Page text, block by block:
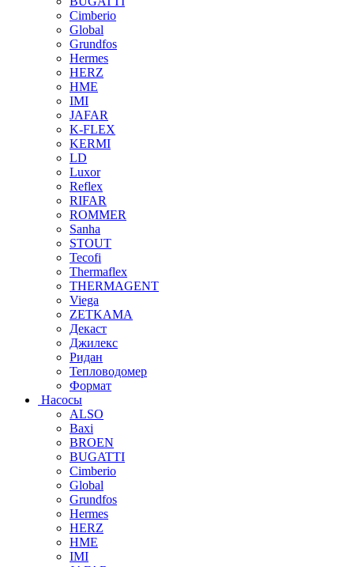
Cimberio
Global
Grundfos
Hermes
HERZ
HME
IMI
JAFAR
K-FLEX
KERMI
LD
Luxor
Reflex
RIFAR
ROMMER
Sanha
STOUT
Tecofi
Thermaflex
THERMAGENT
Viega
ZETKAMA
Декаст
Джилекс
Ридан
Тепловодомер
Формат
Насосы
ALSO
Baxi
BROEN
BUGATTI
Cimberio
Global
Grundfos
Hermes
HERZ
HME
IMI